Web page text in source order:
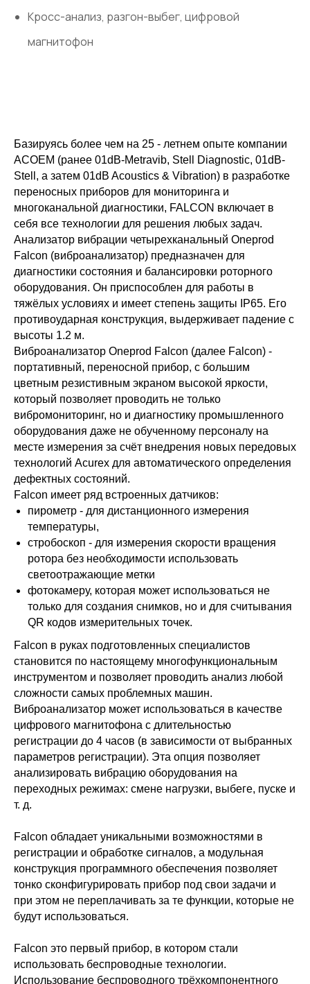
Кросс-анализ, разгон-выбег, цифровой
магнитофон
Базируясь более чем на 25 - летнем опыте компании
ACOEM (ранее 01dB-Metravib, Stell Diagnostic, 01dB-
Stell, а затем 01dB Acoustics & Vibration) в разработке
переносных приборов для мониторинга и
многоканальной диагностики, FALCON включает в
себя все технологии для решения любых задач.
Анализатор вибрации четырехканальный Oneprod
Falcon (виброанализатор) предназначен для
диагностики состояния и балансировки роторного
оборудования. Он приспособлен для работы в
тяжёлых условиях и имеет степень защиты IP65. Его
противоударная конструкция, выдерживает падение с
высоты 1.2 м.
Виброанализатор Oneprod Falcon (далее Falcon) -
портативный, переносной прибор, с большим
цветным резистивным экраном высокой яркости,
который позволяет проводить не только
вибромониторинг, но и диагностику промышленного
оборудования даже не обученному персоналу на
месте измерения за счёт внедрения новых передовых
технологий Acurex для автоматического определения
дефектных состояний.
Falcon имеет ряд встроенных датчиков:
пирометр - для дистанционного измерения
температуры,
стробоскоп - для измерения скорости вращения
ротора без необходимости использовать
светоотражающие метки
фотокамеру, которая может использоваться не
только для создания снимков, но и для считывания
QR кодов измерительных точек.
Falcon в руках подготовленных специалистов
становится по настоящему многофункциональным
инструментом и позволяет проводить анализ любой
сложности самых проблемных машин.
Виброанализатор может использоваться в качестве
цифрового магнитофона с длительностью
регистрации до 4 часов (в зависимости от выбранных
параметров регистрации). Эта опция позволяет
анализировать вибрацию оборудования на
переходных режимах: смене нагрузки, выбеге, пуске и
т. д.
Falcon обладает уникальными возможностями в
регистрации и обработке сигналов, а модульная
конструкция программного обеспечения позволяет
тонко сконфигурировать прибор под свои задачи и
при этом не переплачивать за те функции, которые не
будут использоваться.
Falcon это первый прибор, в котором стали
использовать беспроводные технологии.
Использование беспроводного трёхкомпонентного